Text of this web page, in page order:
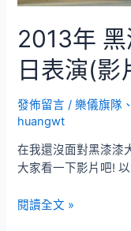
2013年
日表演(影
發佈留言 /樂儀旗隊
huangwt
在我還沒面對黑漆漆
大家看一下影片吧!
2013
閱讀全文 »